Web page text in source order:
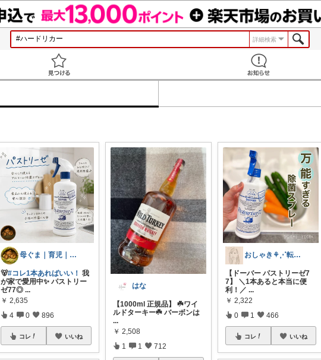
詳細検索
母ぐま｜育児｜シンプルライフ｜朝コレ
🐻#コレ1本あればいい！ 我
が家で愛用中✨ パストリー
ゼ77◎ ...
￥ 2,635
4 0 896
コレ いいね
はな
【1000ml 正規品】 ☘️ワイ
ルドターキー☘️ バーボンは
...
￥ 2,508
1 1 712
おしゃき⚘⋰転勤族の4歳👦🏻ママ
【ドーバー パストリーゼ7
7】 ＼1本あると本当に便
利！／...
￥ 2,322
0 1 466
コレ いいね